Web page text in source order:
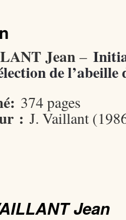
Jean –
de l’abeille
374 pages
: J. Vaillant
Jean